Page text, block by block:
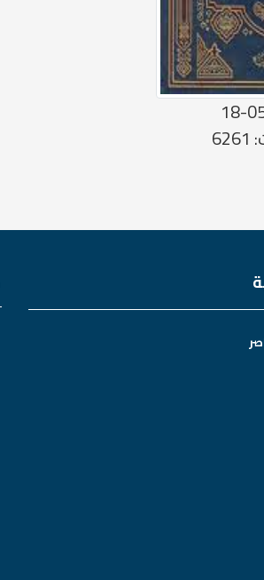
تاريخ الاضافة:-2021-05-18